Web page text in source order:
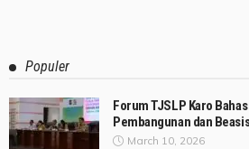
Populer
Forum TJSLP Karo
Pembangunan dan
March 10, 2026